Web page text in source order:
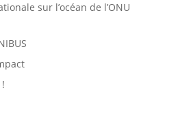
sur l’océan de l’ONU